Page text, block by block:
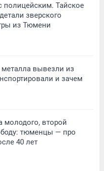
полицейским. Тайское
зверского
из Тюмени
вывезли из
и зачем
второй
тюменцы — про
40 лет